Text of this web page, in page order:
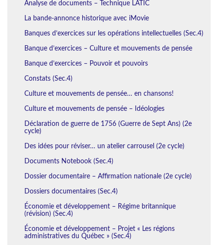
Analyse de documents – Technique LATIC
La bande-annonce historique avec iMovie
Banques d’exercices sur les opérations intellectuelles (Sec.4)
Banque d’exercices – Culture et mouvements de pensée
Banque d’exercices – Pouvoir et pouvoirs
Constats (Sec.4)
Culture et mouvements de pensée… en chansons!
Culture et mouvements de pensée – Idéologies
Déclaration de guerre de 1756 (Guerre de Sept Ans) (2e
cycle)
Des idées pour réviser… un atelier carrousel (2e cycle)
Documents Notebook (Sec.4)
Dossier documentaire – Affirmation nationale (2e cycle)
Dossiers documentaires (Sec.4)
Économie et développement – Régime britannique
(révision) (Sec.4)
Économie et développement – Projet « Les régions
administratives du Québec » (Sec.4)